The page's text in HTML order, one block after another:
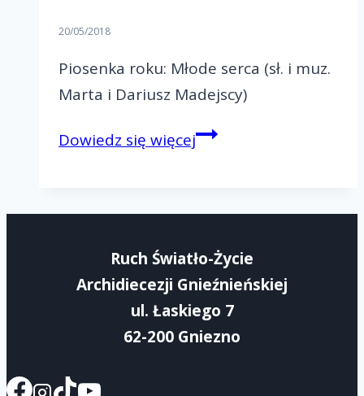
20/05/2018
Piosenka roku: Młode serca (sł. i muz.
Marta i Dariusz Madejscy)
Dowiedz się więcejPiosenka
2018/2019
Ruch Światło-Życie
Archidiecezji Gnieźnieńskiej
ul. Łaskiego 7
62-200 Gniezno